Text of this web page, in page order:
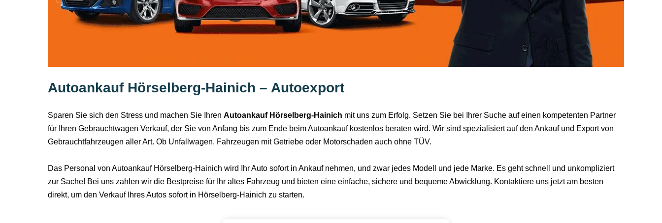
Autoankauf Hörselberg-Hainich – Autoexport
Sparen Sie sich den Stress und machen Sie Ihren Autoankauf Hörselberg-Hainich mit uns zum Erfolg. Setzen Sie bei Ihrer Suche auf einen kompetenten Partner
für Ihren Gebrauchtwagen Verkauf, der Sie von Anfang bis zum Ende beim Autoankauf kostenlos beraten wird. Wir sind spezialisiert auf den Ankauf und Export von
Gebrauchtfahrzeugen aller Art. Ob Unfallwagen, Fahrzeugen mit Getriebe oder Motorschaden auch ohne TÜV.
Das Personal von Autoankauf Hörselberg-Hainich wird Ihr Auto sofort in Ankauf nehmen, und zwar jedes Modell und jede Marke. Es geht schnell und unkompliziert
zur Sache! Bei uns zahlen wir die Bestpreise für Ihr altes Fahrzeug und bieten eine einfache, sichere und bequeme Abwicklung. Kontaktiere uns jetzt am besten
direkt, um den Verkauf Ihres Autos sofort in Hörselberg-Hainich zu starten.